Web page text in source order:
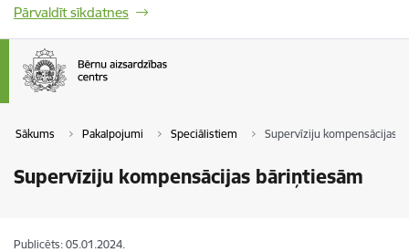
Pārvaldīt sīkdatnes
Sākums Pakalpojumi Speciālistiem Supervīziju kompensācijas
Supervīziju kompensācijas bāriņtiesām
Publicēts: 05.01.2024.